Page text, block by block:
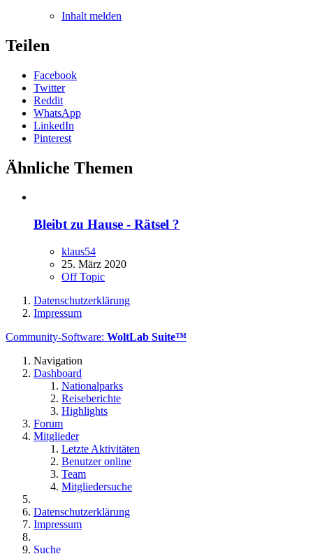
Inhalt melden
Teilen
Facebook
Twitter
Reddit
WhatsApp
LinkedIn
Pinterest
Ähnliche Themen
Bleibt zu Hause - Rätsel ?
klaus54
25. März 2020
Off Topic
Datenschutzerklärung
Impressum
Community-Software: WoltLab Suite™
Navigation
Dashboard
Nationalparks
Reiseberichte
Highlights
Forum
Mitglieder
Letzte Aktivitäten
Benutzer online
Team
Mitgliedersuche
Datenschutzerklärung
Impressum
Suche